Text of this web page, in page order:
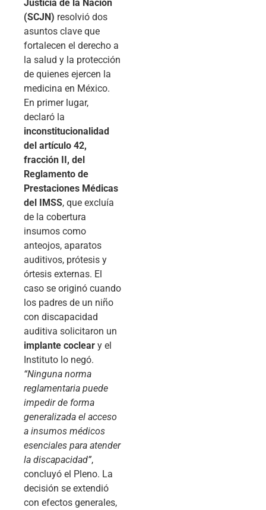
Justicia de la Nación
(SCJN) resolvió dos
asuntos clave que
fortalecen el derecho a
la salud y la protección
de quienes ejercen la
medicina en México.
En primer lugar,
declaró la
inconstitucionalidad
del artículo 42,
fracción II, del
Reglamento de
Prestaciones Médicas
del IMSS, que excluía
de la cobertura
insumos como
anteojos, aparatos
auditivos, prótesis y
órtesis externas. El
caso se originó cuando
los padres de un niño
con discapacidad
auditiva solicitaron un
implante coclear y el
Instituto lo negó.
“Ninguna norma
reglamentaria puede
impedir de forma
generalizada el acceso
a insumos médicos
esenciales para atender
la discapacidad”,
concluyó el Pleno. La
decisión se extendió
con efectos generales,